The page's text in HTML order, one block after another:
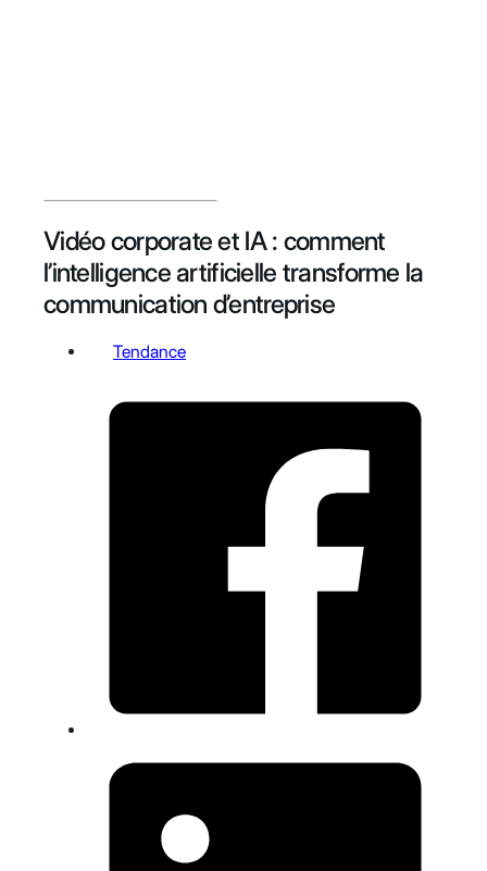
Vidéo corporate et IA : comment
l’intelligence artificielle transforme la
communication d’entreprise
Tendance